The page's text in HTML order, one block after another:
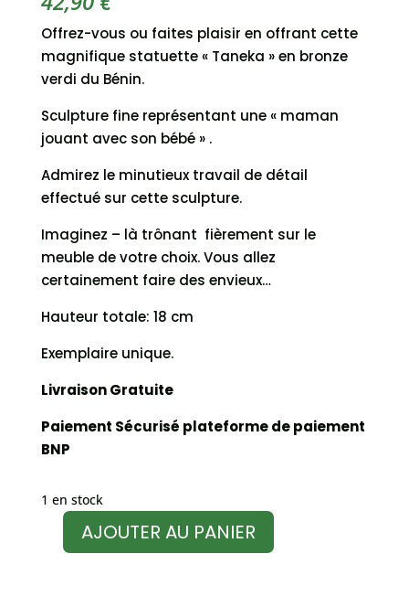
Offrez-vous ou faites plaisir en offrant cette
magnifique statuette « Taneka » en bronze
verdi du Bénin.
Sculpture fine représentant une « maman
jouant avec son bébé » .
Admirez le minutieux travail de détail
effectué sur cette sculpture.
Imaginez – là trônant fièrement sur le
meuble de votre choix. Vous allez
certainement faire des envieux…
Hauteur totale: 18 cm
Exemplaire unique.
Livraison Gratuite
Paiement Sécurisé plateforme de paiement
BNP
1 en stock
quantitéAJOUTER AU PANIER